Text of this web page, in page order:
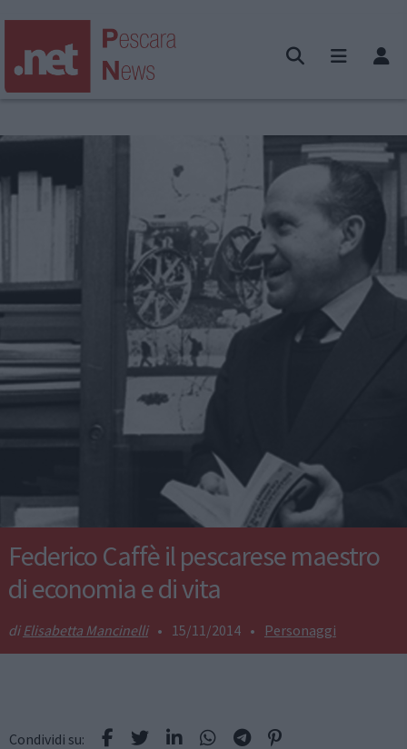
Federico Caffè il pescarese maestro
di economia e di vita
Elisabetta Mancinelli • 15/11/2014 • Personaggi
Condividi su: